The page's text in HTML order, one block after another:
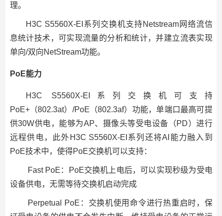
理。
H3C S5560X-EI系列交换机支持Netstream网络流信
息统计技术，可实现流量的分析和统计，并建立流表实现
单向/双向NetStream功能。
PoE能力
H3C S5560X-EI系列交换机可支持
PoE+（802.3at）/PoE（802.3af）功能，单端口最高可提
供30W供电，能够为AP、摄像头等受电设备（PD）进行
远程供电，此外H3C S5560X-EI系列还将AI能力融入到
PoE技术中，使得PoE交换机可以支持：
Fast PoE：PoE交换机上电后，可以实现秒级为受电
设备供电，无需等待交换机启动完成
Perpetual PoE：交换机使用命令进行热重启时，保